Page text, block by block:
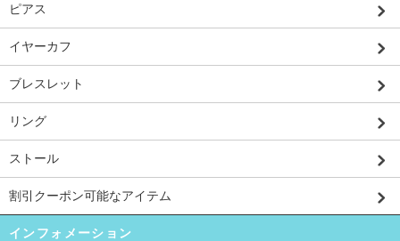
ピアス
イヤーカフ
ブレスレット
リング
ストール
割引クーポン可能なアイテム
インフォメーション